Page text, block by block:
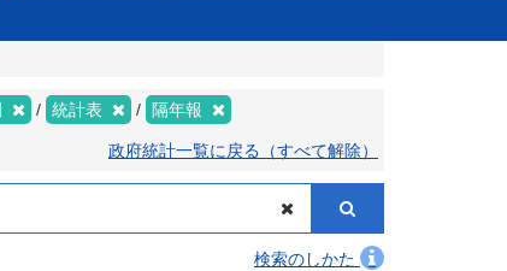
統計表 隔年報
政府統計一覧に戻る（すべて解除）
検索のしかた